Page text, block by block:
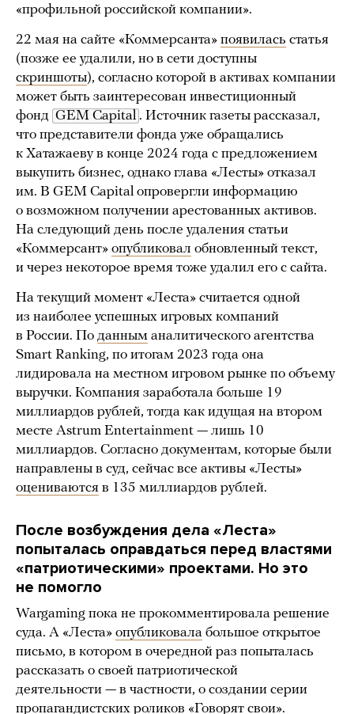
«профильной российской компании».
22 мая на сайте «Коммерсанта» появилась статья
(позже ее удалили, но в сети доступны
скриншоты), согласно которой в активах компании
может быть заинтересован инвестиционный
фонд GEM Capital . Источник газеты рассказал,
что представители фонда уже обращались
к Хатажаеву в конце 2024 года с предложением
выкупить бизнес, однако глава «Лесты» отказал
им. В GEM Capital опровергли информацию
о возможном получении арестованных активов.
На следующий день после удаления статьи
«Коммерсант» опубликовал обновленный текст,
и через некоторое время тоже удалил его с сайта.
На текущий момент «Леста» считается одной
из наиболее успешных игровых компаний
в России. По данным аналитического агентства
Smart Ranking, по итогам 2023 года она
лидировала на местном игровом рынке по объему
выручки. Компания заработала больше 19
миллиардов рублей, тогда как идущая на втором
месте Astrum Entertainment — лишь 10
миллиардов. Согласно документам, которые были
направлены в суд, сейчас все активы «Лесты»
оцениваются в 135 миллиардов рублей.
После возбуждения дела «Леста»
попыталась оправдаться перед властями
«патриотическими» проектами. Но это
не помогло
Wargaming пока не прокомментировала решение
суда. А «Леста» опубликовала большое открытое
письмо, в котором в очередной раз попыталась
рассказать о своей патриотической
деятельности — в частности, о создании серии
пропагандистских роликов «Говорят свои».